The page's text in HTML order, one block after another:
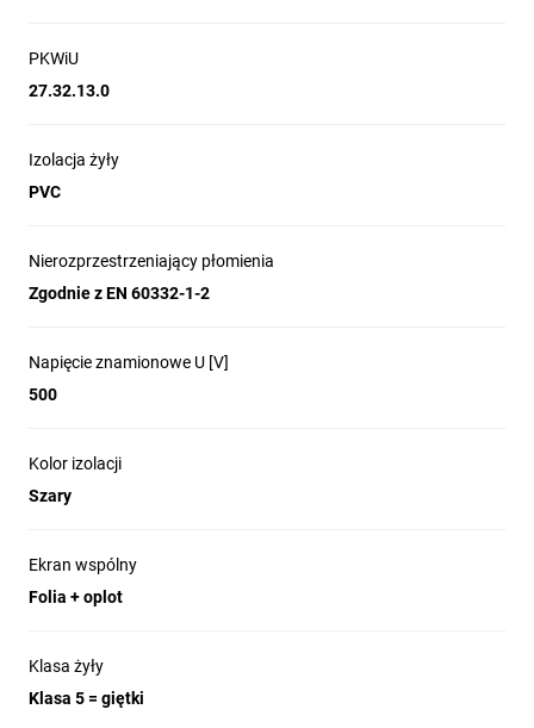
PKWiU
27.32.13.0
Izolacja żyły
PVC
Nierozprzestrzeniający płomienia
Zgodnie z EN 60332-1-2
Napięcie znamionowe U [V]
500
Kolor izolacji
Szary
Ekran wspólny
Folia + oplot
Klasa żyły
Klasa 5 = giętki